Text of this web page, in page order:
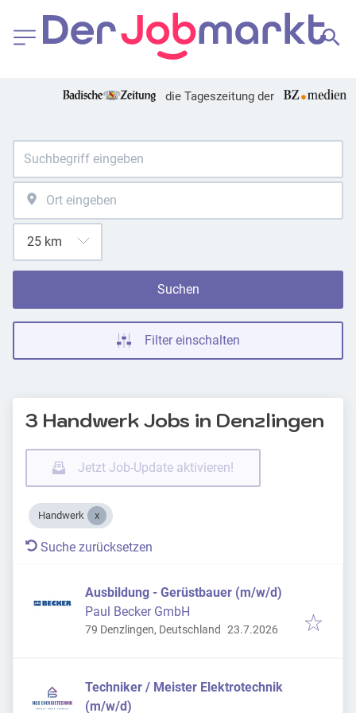
die Tageszeitung der
Suchen
Filter einschalten
3 Handwerk Jobs in Denzlingen
Jetzt Job-Update aktivieren!
Handwerk
Suche zurücksetzen
Ausbildung - Gerüstbauer (m/w/d)
Paul Becker GmbH
79 Denzlingen, Deutschland Veröffentlicht
23.7.2026
Techniker / Meister Elektrotechnik
(m/w/d)